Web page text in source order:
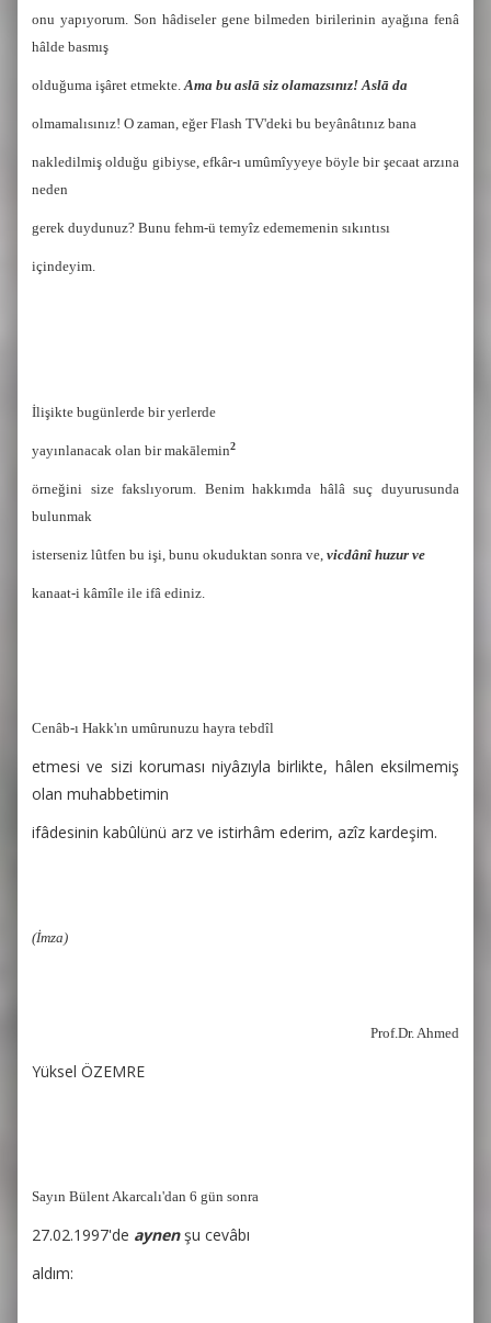
onu yapıyorum. Son hâdiseler gene bilmeden birilerinin ayağına fenâ
hâlde basmış
olduğuma işâret etmekte.Ama bu aslā siz olamazsınız! Aslā da
olmamalısınız! O zaman, eğer Flash TV'deki bu beyânâtınız bana
nakledilmiş olduğu gibiyse, efkâr-ı umûmîyyeye böyle bir şecaat arzına
neden
gerek duydunuz? Bunu fehm-ü temyîz edememenin sıkıntısı
içindeyim.
İlişikte bugünlerde bir yerlerde
yayınlanacak olan bir makālemin2
örneğini size fakslıyorum. Benim hakkımda hâlâ suç duyurusunda
bulunmak
isterseniz lûtfen bu işi, bunu okuduktan sonra ve,vicdânî huzur ve
kanaat-i kâmîle ile ifâ ediniz.
Cenâb-ı Hakk'ın umûrunuzu hayra tebdîl
etmesi ve sizi koruması niyâzıyla birlikte, hâlen eksilmemiş
olan muhabbetimin
ifâdesinin kabûlünü arz ve istirhâm ederim, azîz kardeşim.
(İmza)
Prof.Dr. Ahmed
Yüksel ÖZEMRE
Sayın Bülent Akarcalı'dan 6 gün sonra
27.02.1997'de aynenşu cevâbı
aldım: